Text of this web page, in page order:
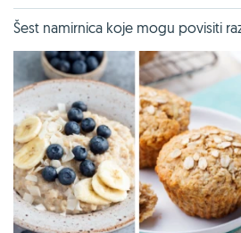
Šest namirnica koje mogu povisiti